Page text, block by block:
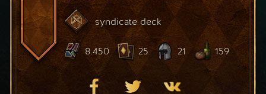
syndicate deck
8.450 25 21 159